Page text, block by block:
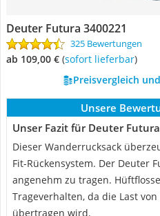
Deuter Futura 3400221
325 Bewertungen
ab 109,00 € ( Sofort lieferbar)
Preisvergleich
Unsere
Unser Fazit für Deuter
Dieser Wanderrucksack
Fit-Rückensystem. Der Deuter
angenehm zu tragen.
Trageverhalten, da die Last
übertragen wird.